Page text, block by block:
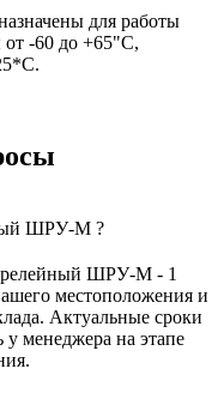
для работы
-60 до +65"С,
ШРУ-М ?
ШРУ-М - 1
местоположения и
Актуальные сроки
у менеджера на этапе